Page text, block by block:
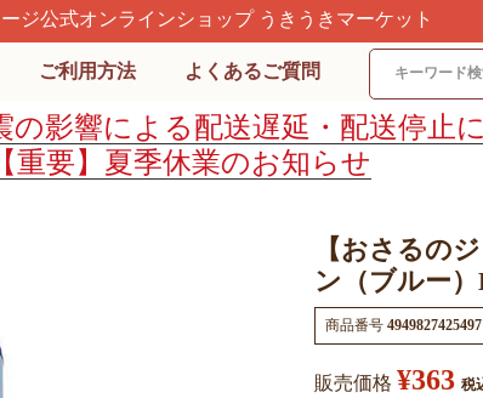
ジ公式オンラインショップ うきうきマーケット
ご利用方法 よくあるご質問
の影響による配送遅延・配送停止
【重要】夏季休業のお知らせ
【おさるの
ン（ブルー）
商品番号 4949827425497
販売価格 ¥363 税